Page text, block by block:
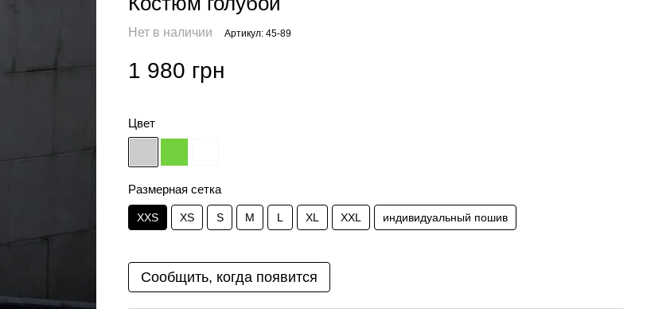
Нет в наличии Артикул: 45-89
1 980 грн
Цвет
Размерная сетка
XXS XS S M L XL XXL индивидуальный пошив
Сообщить, когда появится